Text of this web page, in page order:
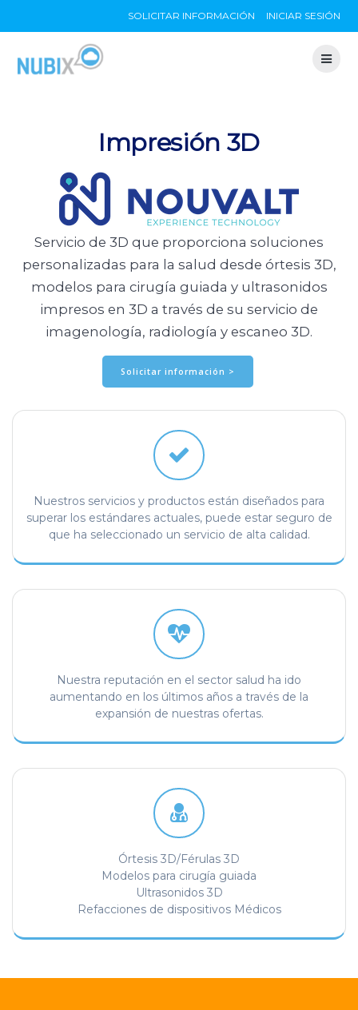
to
SOLICITAR INFORMACIÓN INICIAR SESIÓN
Impresión 3D
Servicio de 3D que proporciona soluciones
personalizadas para la salud desde órtesis 3D,
modelos para cirugía guiada y ultrasonidos
impresos en 3D a través de su servicio de
imagenología, radiología y escaneo 3D.
Solicitar información >
Nuestros servicios y productos están diseñados para
superar los estándares actuales, puede estar seguro de
que ha seleccionado un servicio de alta calidad.
Nuestra reputación en el sector salud ha ido
aumentando en los últimos años a través de la
expansión de nuestras ofertas.
Órtesis 3D/Férulas 3D
Modelos para cirugía guiada
Ultrasonidos 3D
Refacciones de dispositivos Médicos